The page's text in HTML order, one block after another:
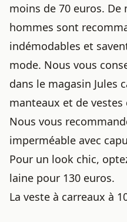
moins de 70 euros.
hommes sont
indémodables et
mode. Nous vous
dans le magasin Jules
manteaux et de vestes
Nous vous
imperméable avec
Pour un look chic,
laine pour 130 euros.
La veste à carreaux à